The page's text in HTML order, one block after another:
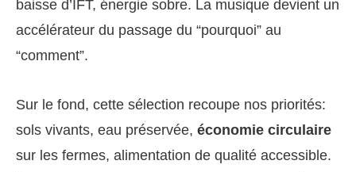
baisse d’IFT, énergie sobre. La musique devient un
accélérateur du passage du “pourquoi” au
“comment”.
Sur le fond, cette sélection recoupe nos priorités:
sols vivants, eau préservée, économie circulaire
sur les fermes, alimentation de qualité accessible.